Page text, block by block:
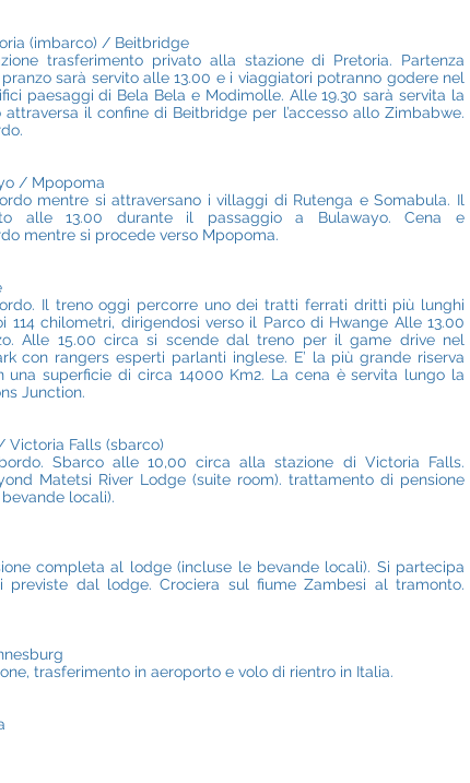
(imbarco) / Beitbridge
trasferimento privato alla stazione di Pretoria. Partenza
sarà servito alle 13.00 e i viaggiatori potranno godere nel
paesaggi di Bela Bela e Modimolle. Alle 19.30 sarà servita la
il confine di Beitbridge per l’accesso allo Zimbabwe.
/ Mpopoma
mentre si attraversano i villaggi di Rutenga e Somabula. Il
alle 13.00 durante il passaggio a Bulawayo. Cena e
mentre si procede verso Mpopoma.
Il treno oggi percorre uno dei tratti ferrati dritti più lunghi
114 chilometri, dirigendosi verso il Parco di Hwange Alle 13.00
Alle 15.00 circa si scende dal treno per il game drive nel
con rangers esperti parlanti inglese. E’ la più grande riserva
una superficie di circa 14000 Km2. La cena è servita lungo la
Junction.
Victoria Falls (sbarco)
Sbarco alle 10,00 circa alla stazione di Victoria Falls.
Matetsi River Lodge (suite room). trattamento di pensione
locali).
completa al lodge (incluse le bevande locali). Si partecipa
dal lodge. Crociera sul fiume Zambesi al tramonto.
trasferimento in aeroporto e volo di rientro in Italia.